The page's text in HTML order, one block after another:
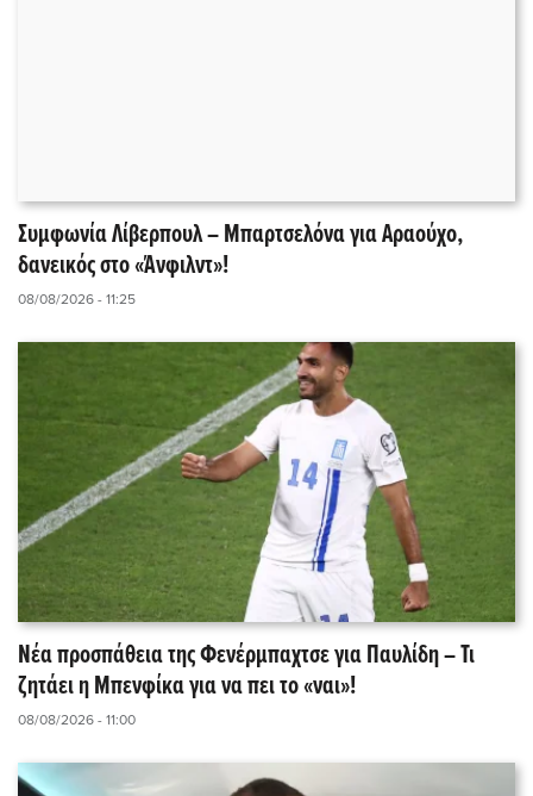
Συμφωνία Λίβερπουλ – Μπαρτσελόνα για Αραούχο,
δανεικός στο «Άνφιλντ»!
08/08/2026 - 11:25
Νέα προσπάθεια της Φενέρμπαχτσε για Παυλίδη – Τι
ζητάει η Μπενφίκα για να πει το «ναι»!
08/08/2026 - 11:00